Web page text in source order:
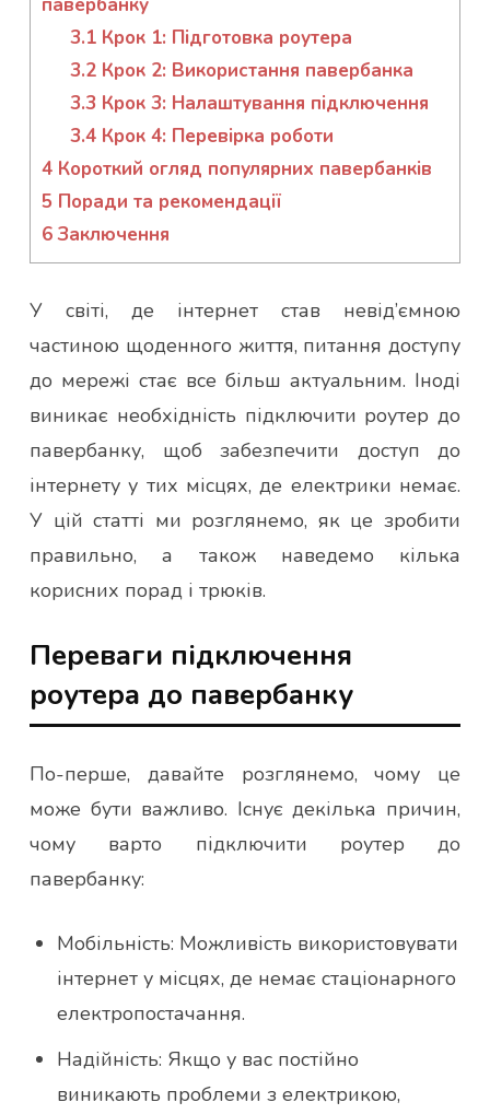
3.1Крок 1: Підготовка роутера
3.2Крок 2: Використання павербанка
3.3 Крок 3: Налаштування підключення
3.4Крок 4: Перевірка роботи
4 Короткий огляд популярних павербанків
5 Поради та рекомендації
6Заключення
У світі, де інтернет став невід’ємною
частиною щоденного життя, питання доступу
до мережі стає все більш актуальним. Іноді
виникає необхідність підключити роутер до
павербанку, щоб забезпечити доступ до
інтернету у тих місцях, де електрики немає.
У цій статті ми розглянемо, як це зробити
правильно, а також наведемо кілька
корисних порад і трюків.
Переваги підключення
роутера до павербанку
По-перше, давайте розглянемо, чому це
може бути важливо. Існує декілька причин,
чому варто підключити роутер до
павербанку:
Мобільність: Можливість використовувати
інтернет у місцях, де немає стаціонарного
електропостачання.
Надійність: Якщо у вас постійно
виникають проблеми з електрикою,